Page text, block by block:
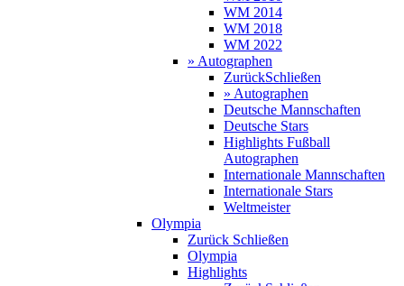
WM 2014
WM 2018
WM 2022
» Autographen
ZurückSchließen
» Autographen
Deutsche Mannschaften
Deutsche Stars
Highlights Fußball
Autographen
Internationale Mannschaften
Internationale Stars
Weltmeister
Olympia
Zurück Schließen
Olympia
Highlights